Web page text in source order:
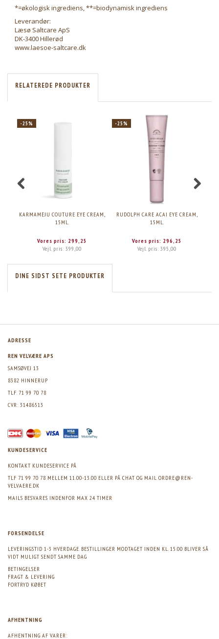
*=økologisk ingrediens, **=biodynamisk ingrediens
Leverandør:
Læsø Saltcare ApS
DK-3400 Hillerød
www.laesoe-saltcare.dk
RELATEREDE PRODUKTER
-25%
KARMAMEJU COUTURE EYE CREAM,
15ML.
Vores pris: 299,25
Vejl. pris: 399,00
-25%
RUDOLPH CARE ACAI EYE CREAM,
15ML.
Vores pris: 296,25
Vejl. pris: 395,00
DINE SIDST SETE PRODUKTER
ADRESSE
REN VELVÆRE APS
SAMSØVEJ 13
8382 HINNERUP
TLF. 71 99 70 78
CVR: 31486513
KUNDESERVICE
KONTAKT KUNDESERVICE PÅ
TLF 71 99 70 78 MELLEM 11.00-13.00 ELLER PÅ CHAT OG MAIL ORDRE@REN-
VELVAERE.DK
MAILS BESVARES INDENFOR MAX 24 TIMER
FORSENDELSE
LEVERINGSTID 1-3 HVERDAGE. BESTILLINGER MODTAGET INDEN KL. 15.00 BLIVER SÅ
VIDT MULIGT SENDT SAMME DAG
BETINGELSER
FRAGT & LEVERING
FORTRYD KØBET
AFHENTNING
AFHENTNING AF VARER: